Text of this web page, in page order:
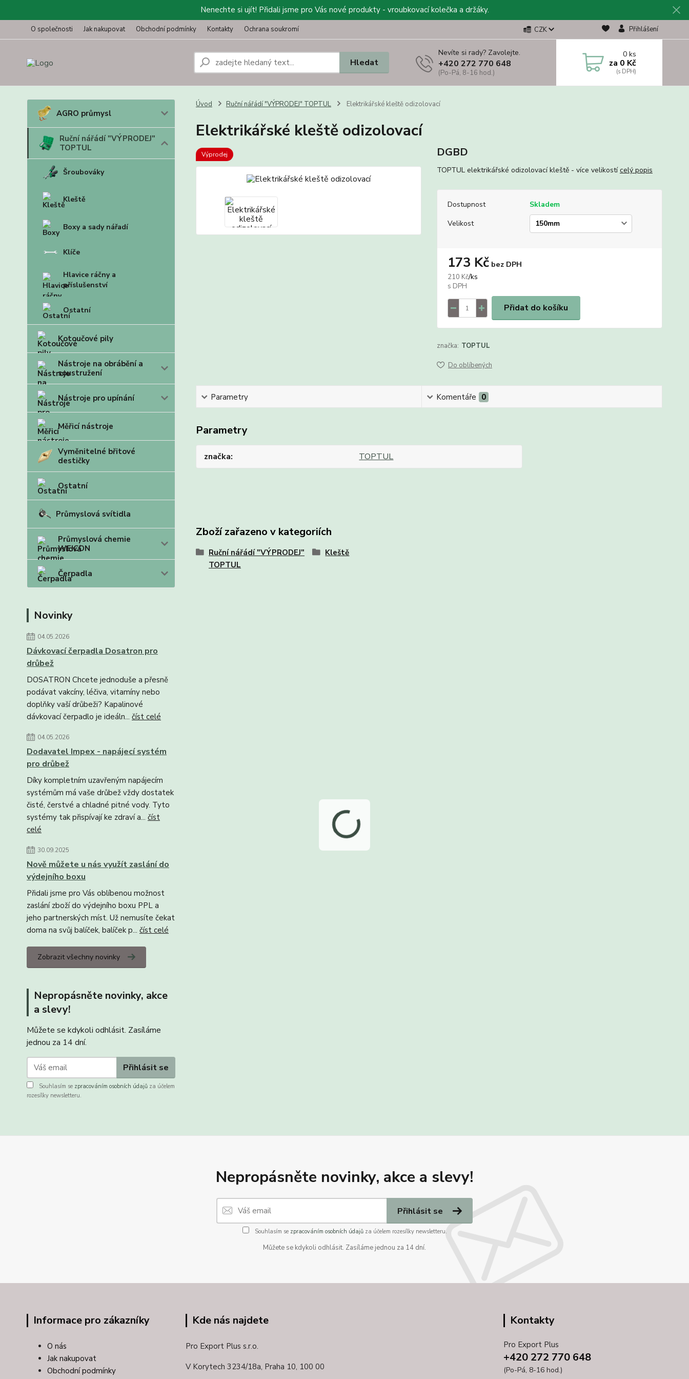
Nenechte si ujít! Přidali jsme pro Vás nové produkty - vroubkovací kolečka a držáky.
O společnosti Jak nakupovat Obchodní podmínky Kontakty Ochrana soukromí CZK Přihlášení
Hledat
Nevíte si rady? Zavolejte.
+420 272 770 648
(Po-Pá, 8-16 hod.)
0ks
za 0 Kč
AGRO průmysl
Ruční nářádí "VÝPRODEJ"
TOPTUL
Šroubováky
Kleště
Boxy a sady nářadí
Klíče
Hlavice ráčny a
příslušenství
Ostatní
Kotoučové pily
Nástroje na obrábění a
soustružení
Nástroje pro upínání
Měřicí nástroje
Vyměnitelné břitové
destičky
Ostatní
Průmyslová svítidla
Průmyslová chemie
WEICON
Čerpadla
Novinky
04.05.2026
Dávkovací čerpadla Dosatron pro
drůbež
DOSATRON Chcete jednoduše a přesně
podávat vakcíny, léčiva, vitamíny nebo
doplňky vaší drůbeži? Kapalinové
dávkovací čerpadlo je ideáln... číst celé
04.05.2026
Dodavatel Impex - napájecí systém
pro drůbež
Díky kompletním uzavřeným napájecím
systémům má vaše drůbež vždy dostatek
čisté, čerstvé a chladné pitné vody. Tyto
systémy tak přispívají ke zdraví a... číst
celé
30.09.2025
Nově můžete u nás využít zaslání do
výdejního boxu
Přidali jsme pro Vás oblíbenou možnost
zaslání zboží do výdejního boxu PPL a
jeho partnerských míst. Už nemusíte čekat
doma na svůj balíček, balíček p... číst celé
Zobrazit všechny novinky
Nepropásněte novinky, akce
a slevy!
Můžete se kdykoli odhlásit. Zasíláme
jednou za 14 dní.
Přihlásit se
Souhlasím se zpracováním osobních údajů za účelem
rozesílky newsletteru.
Úvod Ruční nářádí "VÝPRODEJ" TOPTUL Elektrikářské kleště odizolovací
Elektrikářské kleště odizolovací
Výprodej DGBD
TOPTUL elektrikářské odizolovací kleště - více velikostícelý popis
Dostupnost
Skladem
Velikost
210 Kč/ks
173 Kč bez DPH
Přidat do košíku
značka: TOPTUL
Do oblíbených
Parametry Komentáře 0
Parametry
značka TOPTUL
Zboží zařazeno v kategoriích
Ruční nářádí "VÝPRODEJ"
TOPTUL
Kleště
Nepropásněte novinky, akce a slevy!
Přihlásit se
Souhlasím se zpracováním osobních údajůza účelem rozesílky newsletteru.
Můžete se kdykoli odhlásit. Zasíláme jednou za 14 dní.
Informace pro zákazníky
O nás
Jak nakupovat
Obchodní podmínky
Kde nás najdete
Pro Export Plus s.r.o.
V Korytech 3234/18a, Praha 10, 100 00
Kontakty
Pro Export Plus
+420 272 770 648
(Po-Pá, 8-16 hod.)